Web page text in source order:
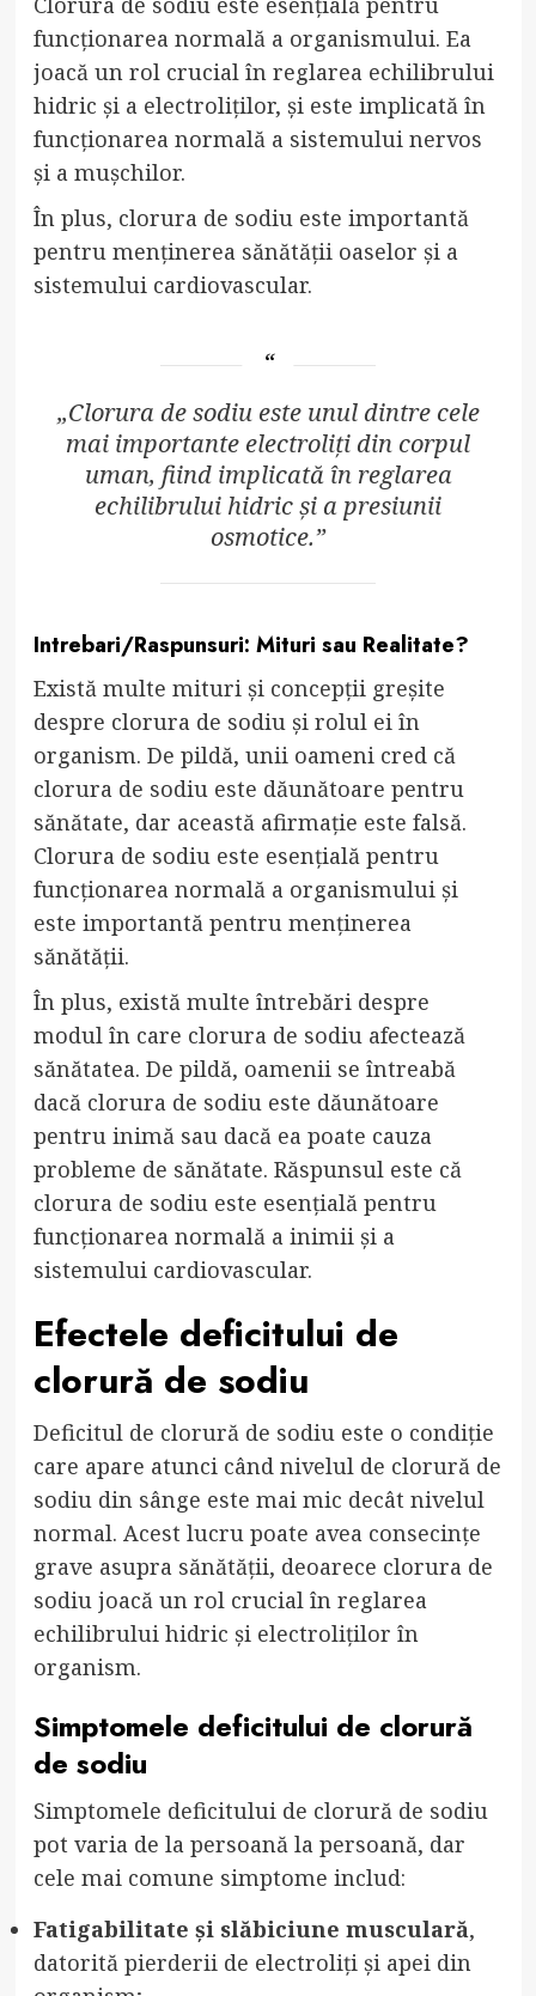
funcționarea normală a organismului. Ea
joacă un rol crucial în reglarea echilibrului
hidric și a electroliților, și este implicată în
funcționarea normală a sistemului nervos
și a mușchilor.
În plus, clorura de sodiu este importantă
pentru menținerea sănătății oaselor și a
sistemului cardiovascular.
„Clorura de sodiu este unul dintre cele
mai importante electroliți din corpul
uman, fiind implicată în reglarea
echilibrului hidric și a presiunii
osmotice.”
Intrebari/Raspunsuri: Mituri sau Realitate?
Există multe mituri și concepții greșite
despre clorura de sodiu și rolul ei în
organism. De pildă, unii oameni cred că
clorura de sodiu este dăunătoare pentru
sănătate, dar această afirmație este falsă.
Clorura de sodiu este esențială pentru
funcționarea normală a organismului și
este importantă pentru menținerea
sănătății.
În plus, există multe întrebări despre
modul în care clorura de sodiu afectează
sănătatea. De pildă, oamenii se întreabă
dacă clorura de sodiu este dăunătoare
pentru inimă sau dacă ea poate cauza
probleme de sănătate. Răspunsul este că
clorura de sodiu este esențială pentru
funcționarea normală a inimii și a
sistemului cardiovascular.
Efectele deficitului de
clorură de sodiu
Deficitul de clorură de sodiu este o condiție
care apare atunci când nivelul de clorură de
sodiu din sânge este mai mic decât nivelul
normal. Acest lucru poate avea consecințe
grave asupra sănătății, deoarece clorura de
sodiu joacă un rol crucial în reglarea
echilibrului hidric și electroliților în
organism.
Simptomele deficitului de clorură
de sodiu
Simptomele deficitului de clorură de sodiu
pot varia de la persoană la persoană, dar
cele mai comune simptome includ:
Fatigabilitate și slăbiciune musculară,
datorită pierderii de electroliți și apei din